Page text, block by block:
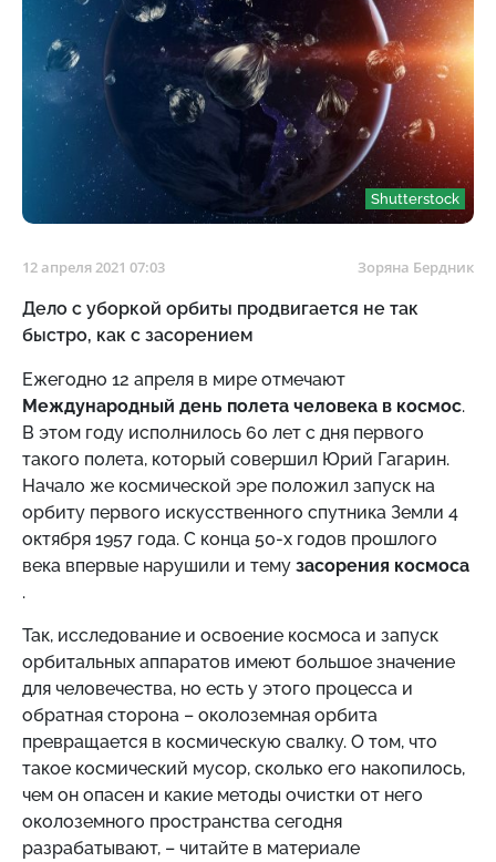
Shutterstock
12 апреля 2021 07:03 Зоряна Бердник
Дело с уборкой орбиты продвигается не так
быстро, как с засорением
Ежегодно 12 апреля в мире отмечают
Международный день полета человека в космос.
В этом году исполнилось 60 лет с дня первого
такого полета, который совершил Юрий Гагарин.
Начало же космической эре положил запуск на
орбиту первого искусственного спутника Земли 4
октября 1957 года. С конца 50-х годов прошлого
века впервые нарушили и тему засорения космоса
.
Так, исследование и освоение космоса и запуск
орбитальных аппаратов имеют большое значение
для человечества, но есть у этого процесса и
обратная сторона – околоземная орбита
превращается в космическую свалку. О том, что
такое космический мусор, сколько его накопилось,
чем он опасен и какие методы очистки от него
околоземного пространства сегодня
разрабатывают, – читайте в материале